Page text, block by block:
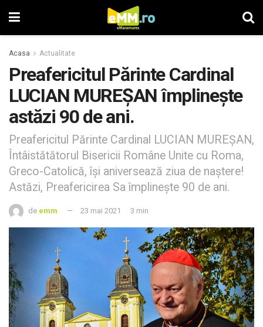
Acasa Actualitate
Preafericitul Părinte Cardinal
LUCIAN MUREŞAN împlinește
astăzi 90 de ani.
Preafericitul Părinte Cardinal LUCIAN MUREŞAN,
Întâistătătorul Bisericii Române Unite cu Roma,
Greco-Catolică, își aniversează ziua de naștere!
Astăzi, Preafericirea Sa împlinește 90 de ani.
de emm 23 mai 2021 3 min